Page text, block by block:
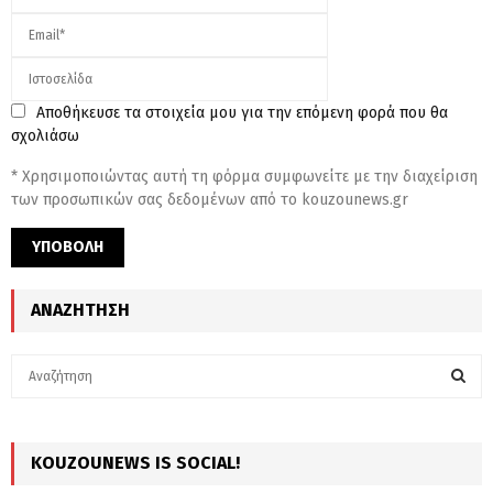
Αποθήκευσε τα στοιχεία μου για την επόμενη φορά που θα
σχολιάσω
* Χρησιμοποιώντας αυτή τη φόρμα συμφωνείτε με την διαχείριση
των προσωπικών σας δεδομένων από το kouzounews.gr
ΑΝΑΖΉΤΗΣΗ
h
KOUZOUNEWS IS SOCIAL!